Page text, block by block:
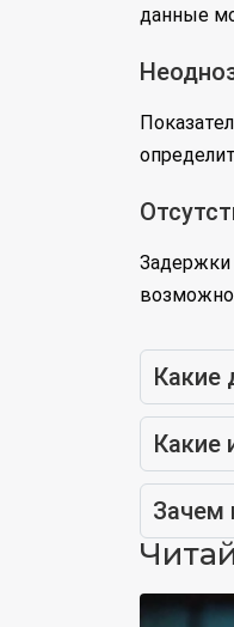
данные
Задержки
Какие
Какие
Зачем